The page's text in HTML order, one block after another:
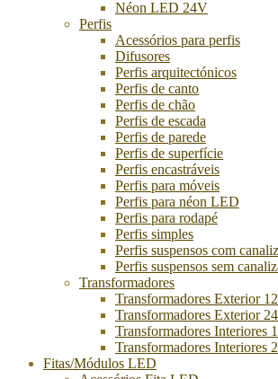
Néon LED 24V
Perfis
Acessórios para perfis
Difusores
Perfis arquitectónicos
Perfis de canto
Perfis de chão
Perfis de escada
Perfis de parede
Perfis de superfície
Perfis encastráveis
Perfis para móveis
Perfis para néon LED
Perfis para rodapé
Perfis simples
Perfis suspensos com
Perfis suspensos sem
Transformadores
Transformadores Exterior
Transformadores Exterior
Transformadores Interiores
Transformadores Interiores
Fitas/Módulos LED